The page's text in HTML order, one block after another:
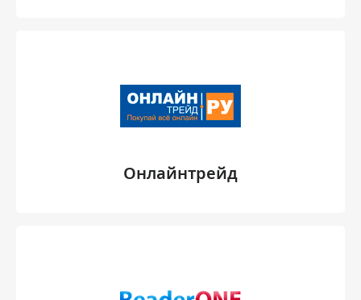
Онлайнтрейд